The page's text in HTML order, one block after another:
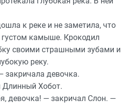
к реке и не заметила, что
густом камыше. Крокодил
своими страшными зубами и
реку.
закричала девочка.
Длинный Хобот.
девочка! — закричал Слон. —